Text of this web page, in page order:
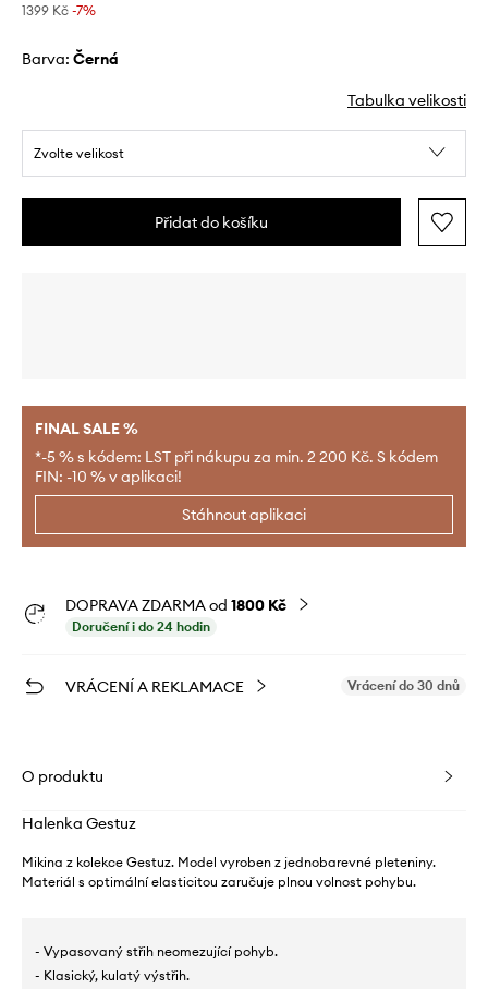
1399 Kč -7%
Barva: černá
Tabulka velikosti
Zvolte velikost
Přidat do košíku
FINAL SALE %
*-5 % s kódem: LST při nákupu za min. 2 200 Kč. S kódem
FIN: -10 % v aplikaci!
Stáhnout aplikaci
DOPRAVA ZDARMA od 1800 Kč
Doručení i do 24 hodin
VRÁCENÍ A REKLAMACE Vrácení do 30 dnů
O produktu
Halenka Gestuz
Mikina z kolekce Gestuz. Model vyroben z jednobarevné pleteniny.
Materiál s optimální elasticitou zaručuje plnou volnost pohybu.
- Vypasovaný střih neomezující pohyb.
- Klasický, kulatý výstřih.